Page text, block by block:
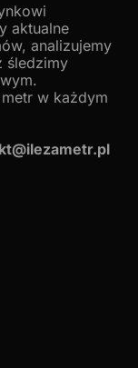
aktualne
analizujemy
śledzimy
w każdym